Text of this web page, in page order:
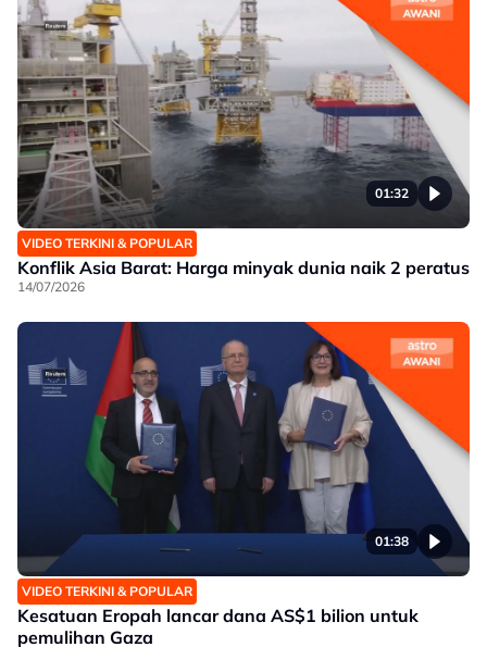
01:32
VIDEO TERKINI & POPULAR
Konflik Asia Barat: Harga minyak dunia naik 2 peratus
14/07/2026
01:38
VIDEO TERKINI & POPULAR
Kesatuan Eropah lancar dana AS$1 bilion untuk
pemulihan Gaza